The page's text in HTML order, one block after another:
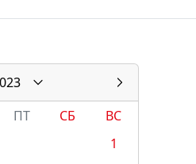
ПТ СБ
ВС
1